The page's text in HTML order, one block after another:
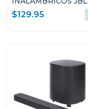
SOUNDGEAR CLIPS
AZUL
$129.95